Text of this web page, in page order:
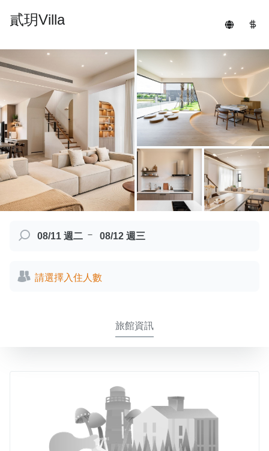
貳玥Villa
08/11 週二 － 08/12 週三
請選擇入住人數
旅館資訊